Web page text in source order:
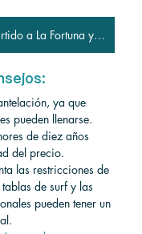
Traslado compartido a La Fortuna y Volcán Arenal
ya que
pueden llenarse.
de diez años
del precio.
las restricciones de
de surf y las
pueden tener un